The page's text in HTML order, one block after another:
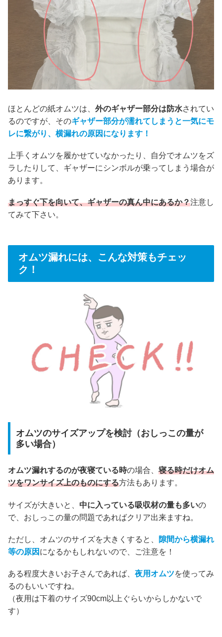
ほとんどの紙オムツは、 外のギャザー部分は防水されてい
るのですが、そのギャザー部分が濡れてしまうと一気にモ
レに繋がり、横漏れの原因になります！
上手くオムツを履かせていなかったり、自分でオムツをズ
ラしたりして、ギャザーにシンボルが乗ってしまう場合が
あります。
まっすぐ下を向いて、ギャザーの真ん中にあるか？注意し
てみて下さい。
オムツ漏れには、こんな対策もチェッ
ク！
オムツのサイズアップを検討（おしっこの量が
多い場合）
オムツ漏れするのが夜寝ている時の場合、 寝る時だけオム
ツをワンサイズ上のものにする方法もあります。
サイズが大きいと、 中に入っている吸収材の量も多いの
で、おしっこの量の問題であればクリア出来ますね。
ただし、オムツのサイズを大きくすると、
隙間から横漏れ
等の原因 になるかもしれないので、ご注意を！
ある程度大きいお子さんであれば、 夜用オムツを使ってみ
るのもいいですね。
（夜用は下着のサイズ90cm以上ぐらいからしかないで
す）